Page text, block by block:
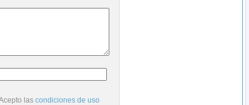
las condiciones de uso